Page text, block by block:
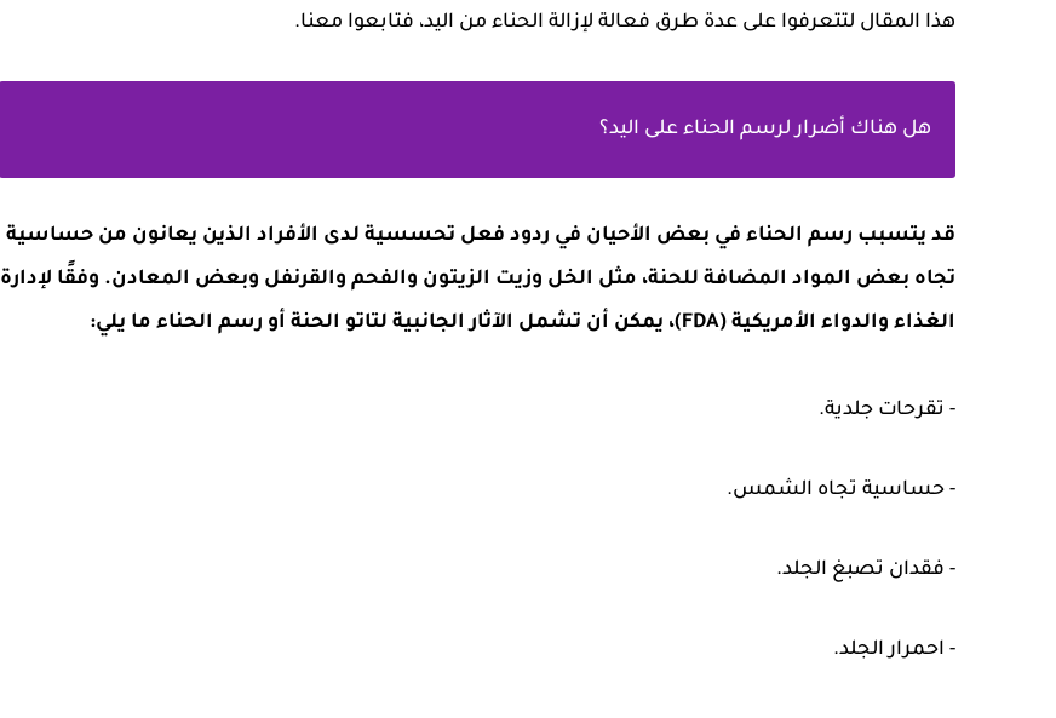
هذا المقال لتتعرفوا على عدة طرق فعالة لإزالة الحناء من اليد، فتابعوا معنا.
هل هناك أضرار لرسم الحناء على اليد؟
قد يتسبب رسم الحناء في بعض الأحيان في ردود فعل تحسسية لدى الأفراد الذين يعانون من حساسية
تجاه بعض المواد المضافة للحنة، مثل الخل وزيت الزيتون والفحم والقرنفل وبعض المعادن. وفقًا لإدارة
الغذاء والدواء الأمريكية (FDA)، يمكن أن تشمل الآثار الجانبية لتاتو الحنة أو رسم الحناء ما يلي:
- تقرحات جلدية.
- حساسية تجاه الشمس.
- فقدان تصبغ الجلد.
- احمرار الجلد.